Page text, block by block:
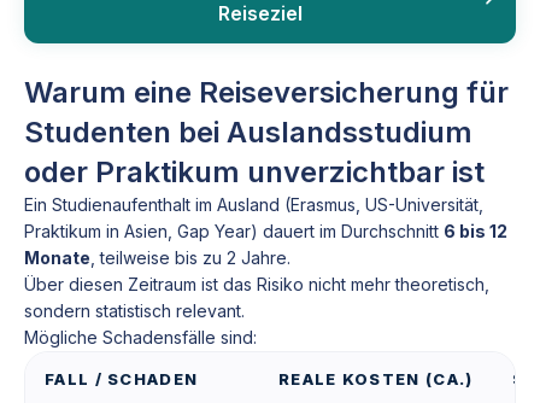
Reiseziel
Warum eine Reiseversicherung für
Studenten bei Auslandsstudium
oder Praktikum unverzichtbar ist
Ein Studienaufenthalt im Ausland (Erasmus, US-Universität,
Praktikum in Asien, Gap Year) dauert im Durchschnitt 6 bis 12
Monate , teilweise bis zu 2 Jahre.
Über diesen Zeitraum ist das Risiko nicht mehr theoretisch,
sondern statistisch relevant.
Mögliche Schadensfälle sind:
FALL / SCHADEN REALE KOSTEN (CA.)